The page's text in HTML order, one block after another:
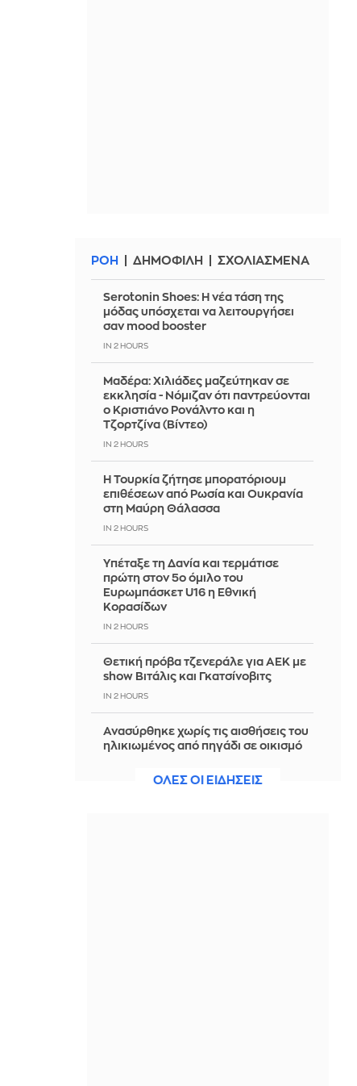
ΡΟΗ ΔΗΜΟΦΙΛΗ ΣΧΟΛΙΑΣΜΕΝΑ
Serotonin Shoes: Η νέα τάση της
μόδας υπόσχεται να λειτουργήσει
σαν mood booster
IN 2 HOURS
Μαδέρα: Χιλιάδες μαζεύτηκαν σε
εκκλησία - Νόμιζαν ότι παντρεύονται
ο Κριστιάνο Ρονάλντο και η
Τζορτζίνα (Βίντεο)
IN 2 HOURS
Η Τουρκία ζήτησε μπορατόριουμ
επιθέσεων από Ρωσία και Ουκρανία
στη Μαύρη Θάλασσα
IN 2 HOURS
Υπέταξε τη Δανία και τερμάτισε
πρώτη στον 5ο όμιλο του
Ευρωμπάσκετ U16 η Εθνική
Κορασίδων
IN 2 HOURS
Θετική πρόβα τζενεράλε για ΑΕΚ με
show Βιτάλις και Γκατσίνοβιτς
IN 2 HOURS
Ανασύρθηκε χωρίς τις αισθήσεις του
ηλικιωμένος από πηγάδι σε οικισμό
ΟΛΕΣ ΟΙ ΕΙΔΗΣΕΙΣ